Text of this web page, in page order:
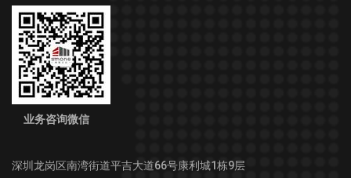
业务咨询微信
深圳龙岗区南湾街道平吉大道66号康利城1栋9层